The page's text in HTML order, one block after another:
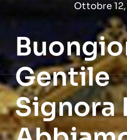
Ottobre
Gentile
Signora